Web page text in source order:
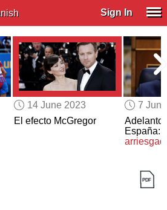
Sign In
14 June 2023
El efecto McGregor
7
Adelanto
España: